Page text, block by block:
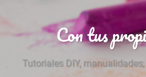
Con tus
Tutoriales DIY,